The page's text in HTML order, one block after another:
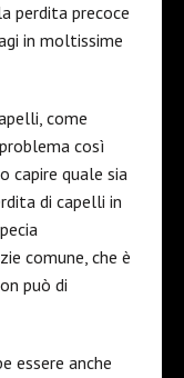
perdita precoce
in moltissime
come
così
capire quale sia
di capelli in
comune, che è
può di
essere anche